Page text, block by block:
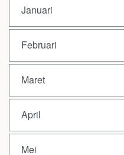
Januari
Februari
Maret
April
Mei